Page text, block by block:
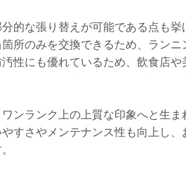
的な張り替えが可能である点も挙
所のみを交換できるため、ランニ
性にも優れているため、飲食店や
ンランク上の上質な印象へと生ま
すさやメンテナンス性も向上し、